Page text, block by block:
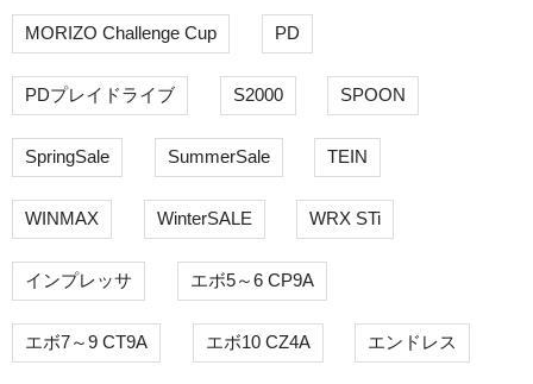
MORIZO Challenge Cup PD
PDプレイドライブ S2000 SPOON
SpringSale SummerSale TEIN
WINMAX WinterSALE WRX STi
インプレッサ エボ5～6 CP9A
エボ7～9 CT9A エボ10 CZ4A エンドレス